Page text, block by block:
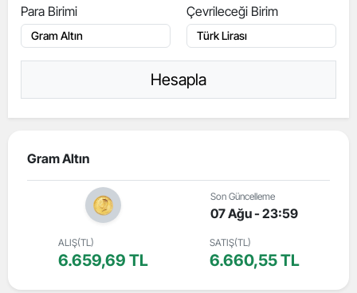
Para Birimi
Çevrileceği Birim
Hesapla
Gram Altın
Son Güncelleme
07 Ağu - 23:59
ALIŞ(TL)
6.659,69 TL
SATIŞ(TL)
6.660,55 TL